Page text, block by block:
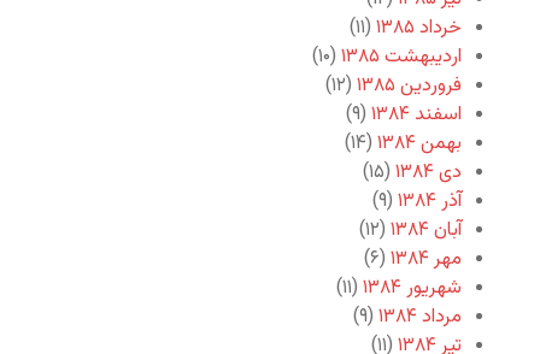
خرداد ۱۳۸۵
(۱۱)
اردیبهشت ۱۳۸۵
(۱۰)
فروردین ۱۳۸۵
(۱۲)
اسفند ۱۳۸۴
(۹)
بهمن ۱۳۸۴
(۱۴)
دی ۱۳۸۴
(۱۵)
آذر ۱۳۸۴
(۹)
آبان ۱۳۸۴
(۱۲)
مهر ۱۳۸۴
(۶)
شهریور ۱۳۸۴
(۱۱)
مرداد ۱۳۸۴
(۹)
تیر ۱۳۸۴
(۱۱)